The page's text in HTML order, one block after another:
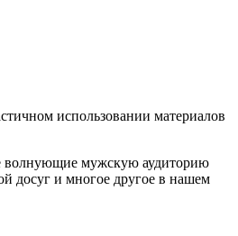
использовании материалов
волнующие мужскую аудиторию
досуг и многое другое в нашем